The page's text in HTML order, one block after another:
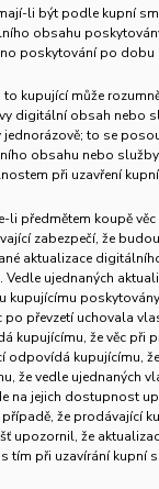
li být podle kupní
obsahu
poskytování po dobu
kupující může
digitální obsah nebo
to se
obsahu nebo
při uzavření
li předmětem koupě
zabezpečí, že
aktualizace
ujednaných
kupujícímu
po převzetí uchovala
kupujícímu, že věc při
odpovídá kupujícímu,
že vedle ujednaných
na jejich dostupnost
že prodávající
upozornil, že
tím při uzavírání kupní